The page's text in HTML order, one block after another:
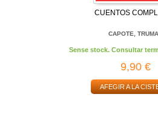
CUENTOS
CAPOTE,
Sense stock. Consultar
9,90 €
AFEGIR A LA